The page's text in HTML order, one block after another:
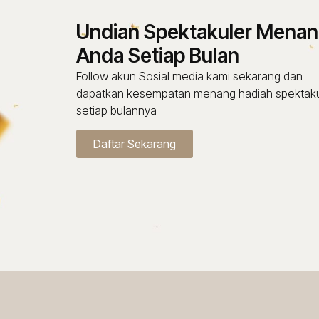
Undian Spektakuler
Anda Setiap Bulan
Follow akun Sosial media kami sekarang dan
dapatkan kesempatan menang hadiah
setiap bulannya
Daftar Sekarang